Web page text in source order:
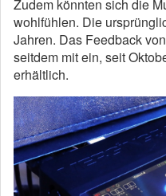
Zudem könnten sich die
wohlfühlen. Die
Jahren. Das Feedback
seitdem mit ein, seit
erhältlich.